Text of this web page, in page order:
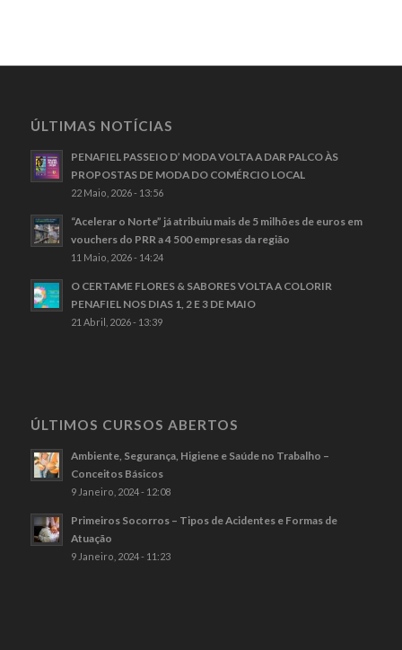
ÚLTIMAS NOTÍCIAS
PENAFIEL PASSEIO D’ MODA VOLTA A DAR PALCO ÀS
PROPOSTAS DE MODA DO COMÉRCIO LOCAL
22 Maio, 2026 - 13:56
“Acelerar o Norte” já atribuiu mais de 5 milhões de euros em
vouchers do PRR a 4 500 empresas da região
11 Maio, 2026 - 14:24
O CERTAME FLORES & SABORES VOLTA A COLORIR
PENAFIEL NOS DIAS 1, 2 E 3 DE MAIO
21 Abril, 2026 - 13:39
ÚLTIMOS CURSOS ABERTOS
Ambiente, Segurança, Higiene e Saúde no Trabalho –
Conceitos Básicos
9 Janeiro, 2024 - 12:08
Primeiros Socorros – Tipos de Acidentes e Formas de
Atuação
9 Janeiro, 2024 - 11:23